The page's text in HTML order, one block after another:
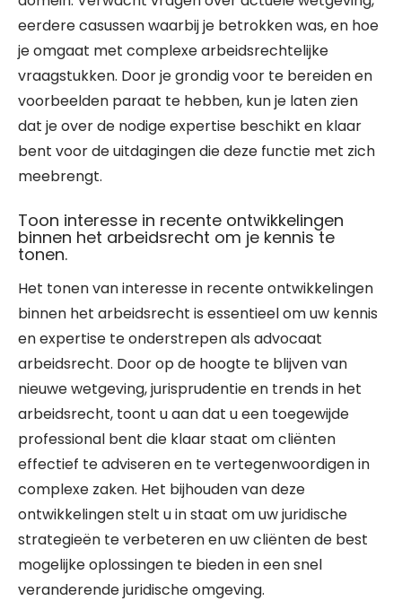
eerdere casussen waarbij je betrokken was, en hoe
je omgaat met complexe arbeidsrechtelijke
vraagstukken. Door je grondig voor te bereiden en
voorbeelden paraat te hebben, kun je laten zien
dat je over de nodige expertise beschikt en klaar
bent voor de uitdagingen die deze functie met zich
meebrengt.
Toon interesse in recente ontwikkelingen
binnen het arbeidsrecht om je kennis te
tonen.
Het tonen van interesse in recente ontwikkelingen
binnen het arbeidsrecht is essentieel om uw kennis
en expertise te onderstrepen als advocaat
arbeidsrecht. Door op de hoogte te blijven van
nieuwe wetgeving, jurisprudentie en trends in het
arbeidsrecht, toont u aan dat u een toegewijde
professional bent die klaar staat om cliënten
effectief te adviseren en te vertegenwoordigen in
complexe zaken. Het bijhouden van deze
ontwikkelingen stelt u in staat om uw juridische
strategieën te verbeteren en uw cliënten de best
mogelijke oplossingen te bieden in een snel
veranderende juridische omgeving.